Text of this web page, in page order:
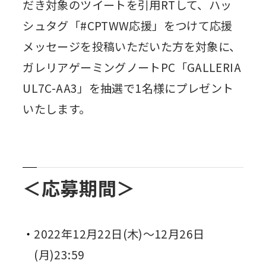
だき対象のツイートを引用RTして、ハッ
シュタグ「#CPTWW応援」をつけて応援
メッセージを投稿いただいた方を対象に、
ガレリアゲーミングノートPC「GALLERIA
UL7C-AA3」を抽選で1名様にプレゼント
いたします。
＜応募期間＞
2022年12月22日(木)～12月26日
(月)23:59